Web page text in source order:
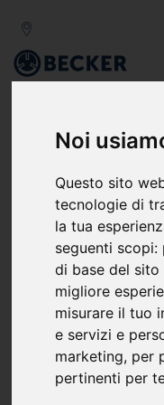
Noi
Questo sito
tecnologie di
la tua
seguenti scopi:
di base del sito
migliore
misurare il tuo
e servizi e
marketing, per
pertinenti per
I SISTEMI DI
PROMETTONO
Che si tratti di circuiti
mobilio: le pompe
Becker sono sempre
vuoto i componenti
precisione.